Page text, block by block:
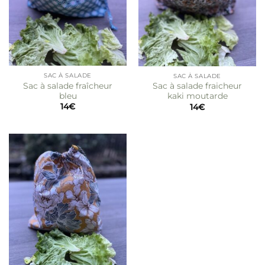
SAC À SALADE
Sac à salade fraîcheur
bleu
14€
SAC À SALADE
Sac à salade fraicheur
kaki moutarde
14€